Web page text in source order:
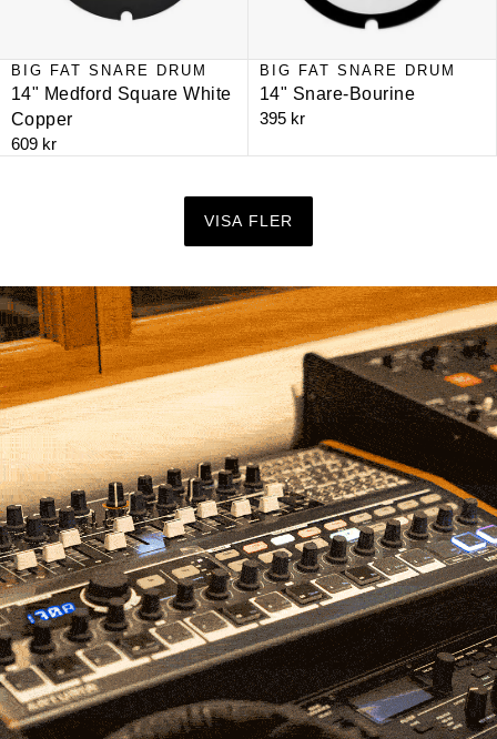
BIG FAT SNARE DRUM
14" Medford Square White
Copper
609 kr
BIG FAT SNARE DRUM
14" Snare-Bourine
395 kr
VISA FLER